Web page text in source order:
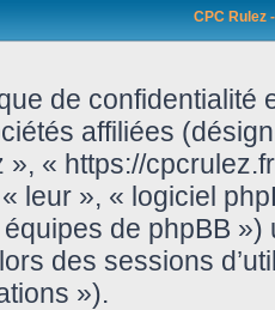
CPC Rulez
de confidentialité
affiliées
», « https://
leur », « logiciel
de phpBB
des sessions
»).